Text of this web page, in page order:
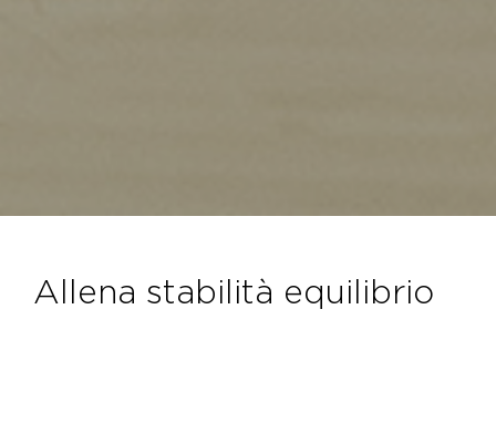
allena stabilità equilibrio